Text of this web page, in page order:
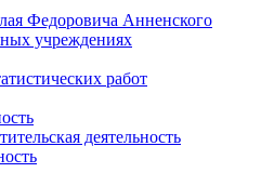
Федоровича Анненского
учреждениях
работ
деятельность